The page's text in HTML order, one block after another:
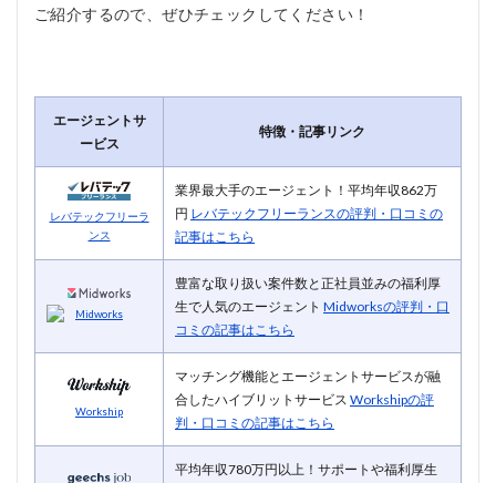
ご紹介するので、ぜひチェックしてください！
エージェントサ
ービス
特徴・記事リンク
レバテックフリーラ
ンス
業界最大手のエージェント！平均年収862万
円 レバテックフリーランスの評判・口コミの
記事はこちら
Midworks
豊富な取り扱い案件数と正社員並みの福利厚
生で人気のエージェント Midworksの評判・口
コミの記事はこちら
Workship
マッチング機能とエージェントサービスが融
合したハイブリットサービス Workshipの評
判・口コミの記事はこちら
平均年収780万円以上！サポートや福利厚生